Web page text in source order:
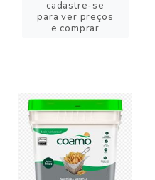
cadastre-se
para ver preços
e comprar